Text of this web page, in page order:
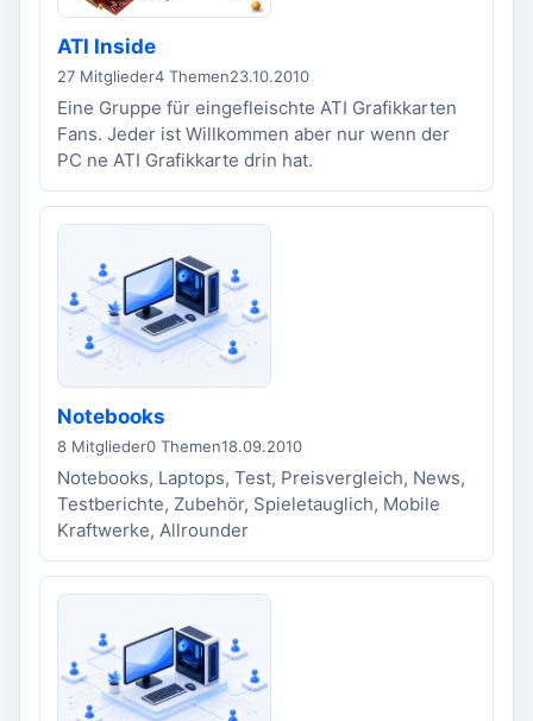
ATI Inside
27 Mitglieder4 Themen23.10.2010
Eine Gruppe für eingefleischte ATI Grafikkarten
Fans. Jeder ist Willkommen aber nur wenn der
PC ne ATI Grafikkarte drin hat.
Notebooks
8 Mitglieder0 Themen18.09.2010
Notebooks, Laptops, Test, Preisvergleich, News,
Testberichte, Zubehör, Spieletauglich, Mobile
Kraftwerke, Allrounder